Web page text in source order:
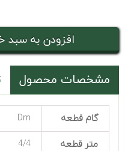
افزودن به سبد
مشخصات محصول
گام قطعه Dm
متر قطعه 4/4